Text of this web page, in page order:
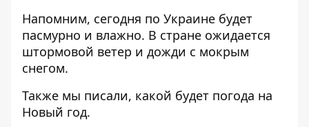
Напомним, сегодня по Украине будет
пасмурно и влажно. В стране ожидается
штормовой ветер и дожди с мокрым
снегом.
Также мы писали, какой будет погода на
Новый год.